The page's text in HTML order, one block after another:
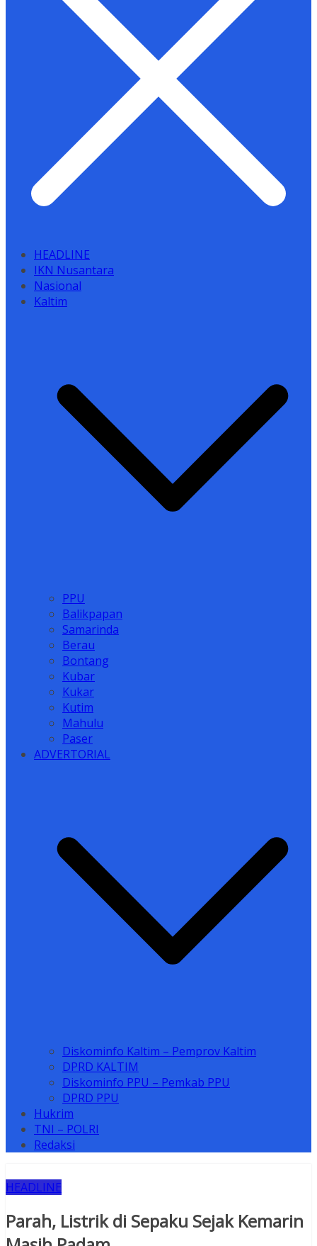
HEADLINE
IKN Nusantara
Nasional
Kaltim
PPU
Balikpapan
Samarinda
Berau
Bontang
Kubar
Kukar
Kutim
Mahulu
Paser
ADVERTORIAL
Diskominfo Kaltim – Pemprov Kaltim
DPRD KALTIM
Diskominfo PPU – Pemkab PPU
DPRD PPU
Hukrim
TNI – POLRI
Redaksi
HEADLINE
Parah, Listrik di Sepaku Sejak Kemarin